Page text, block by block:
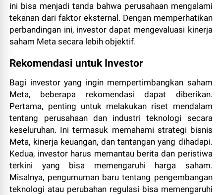
ini bisa menjadi tanda bahwa perusahaan mengalami
tekanan dari faktor eksternal. Dengan memperhatikan
perbandingan ini, investor dapat mengevaluasi kinerja
saham Meta secara lebih objektif.
Rekomendasi untuk Investor
Bagi investor yang ingin mempertimbangkan saham
Meta, beberapa rekomendasi dapat diberikan.
Pertama, penting untuk melakukan riset mendalam
tentang perusahaan dan industri teknologi secara
keseluruhan. Ini termasuk memahami strategi bisnis
Meta, kinerja keuangan, dan tantangan yang dihadapi.
Kedua, investor harus memantau berita dan peristiwa
terkini yang bisa memengaruhi harga saham.
Misalnya, pengumuman baru tentang pengembangan
teknologi atau perubahan regulasi bisa memengaruhi